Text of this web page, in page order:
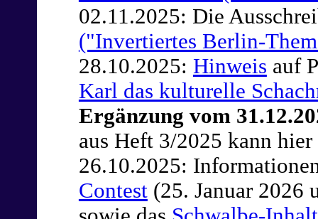
02.11.2025: Die
("Invertiertes Berlin-
28.10.2025: Hinweis auf
Karl das kulturelle
Ergänzung vom
aus Heft 3/2025 kann hier
26.10.2025:
Contest(25. Januar 2026